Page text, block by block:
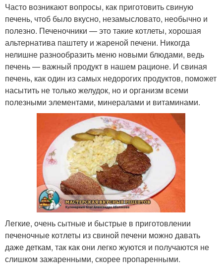
Часто возникают вопросы, как приготовить свиную
печень, чтоб было вкусно, незамысловато, необычно и
полезно. Печеночники — это такие котлеты, хорошая
альтернатива паштету и жареной печени. Никогда
нелишне разнообразить меню новыми блюдами, ведь
печень — важный продукт в нашем рационе. И свиная
печень, как один из самых недорогих продуктов, поможет
насытить не только желудок, но и организм всеми
полезными элементами, минералами и витаминами.
Легкие, очень сытные и быстрые в приготовлении
печеночные котлеты из свиной печени можно давать
даже деткам, так как они легко жуются и получаются не
слишком зажаренными, скорее пропаренными.